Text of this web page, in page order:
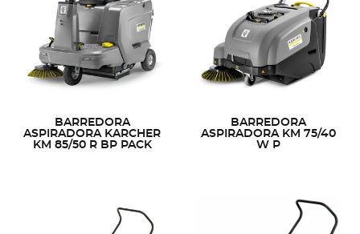
BARREDORA
ASPIRADORA KARCHER
KM 85/50 R BP PACK
BARREDORA
ASPIRADORA KM 75/40
W P